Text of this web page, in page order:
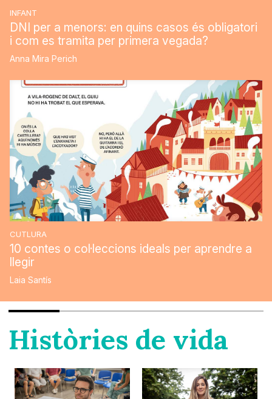
INFANT
DNI per a menors: en quins casos és obligatori
i com es tramita per primera vegada?
Anna Mira Perich
CUTLURA
10 contes o col·leccions ideals per aprendre a
llegir
Laia Santís
Històries de vida